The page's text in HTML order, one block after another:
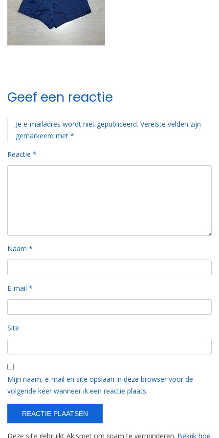
Geef een reactie
Je e-mailadres wordt niet gepubliceerd. Vereiste velden zijn
gemarkeerd met *
Reactie *
Naam *
E-mail *
Site
Mijn naam, e-mail en site opslaan in deze browser voor de
volgende keer wanneer ik een reactie plaats.
Deze site gebruikt Akismet om spam te verminderen. Bekijk hoe